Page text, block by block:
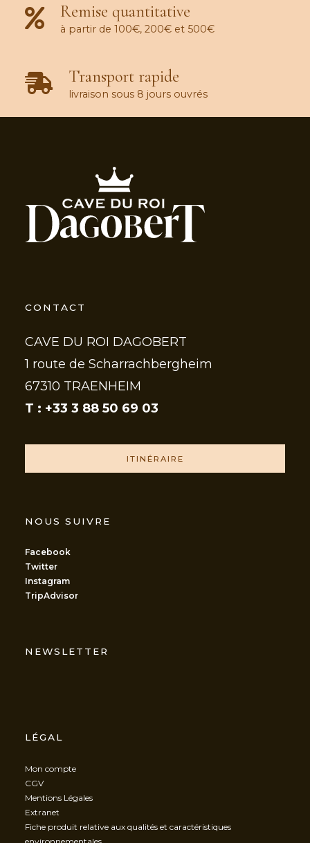
Remise quantitative
à partir de 100€, 200€ et 500€
Transport rapide
livraison sous 8 jours ouvrés
CONTACT
CAVE DU ROI DAGOBERT
1 route de Scharrachbergheim
67310 TRAENHEIM
T : +33 3 88 50 69 03
ITINÉRAIRE
NOUS SUIVRE
Facebook
Twitter
Instagram
TripAdvisor
NEWSLETTER
LÉGAL
Mon compte
CGV
Mentions Légales
Extranet
Fiche produit relative aux qualités et caractéristiques